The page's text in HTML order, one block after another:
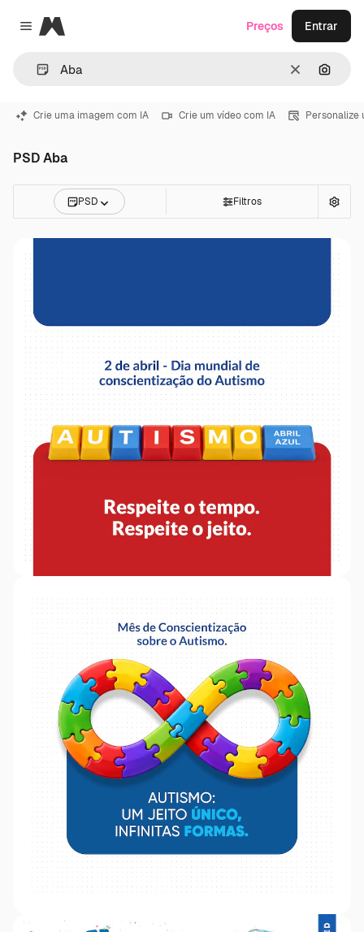
Close menu
Magnific
Limpar
Preços Entrar
Crie uma imagem com IA Crie um vídeo com IA Personalize
PSD Aba
PSD Filtros